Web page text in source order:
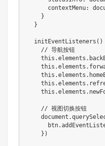
contextMenu:
    }
  }
initEventListeners()
    // 导航按钮
    // 视图切换按钮
    })